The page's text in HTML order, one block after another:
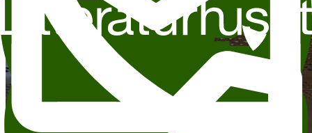
Read more about renting